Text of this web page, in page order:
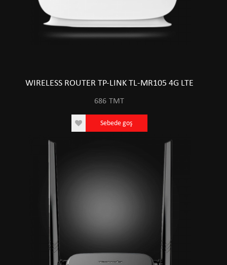
WIRELESS ROUTER TP-LINK TL-MR105 4G LTE
686 TMT
Sebede goş